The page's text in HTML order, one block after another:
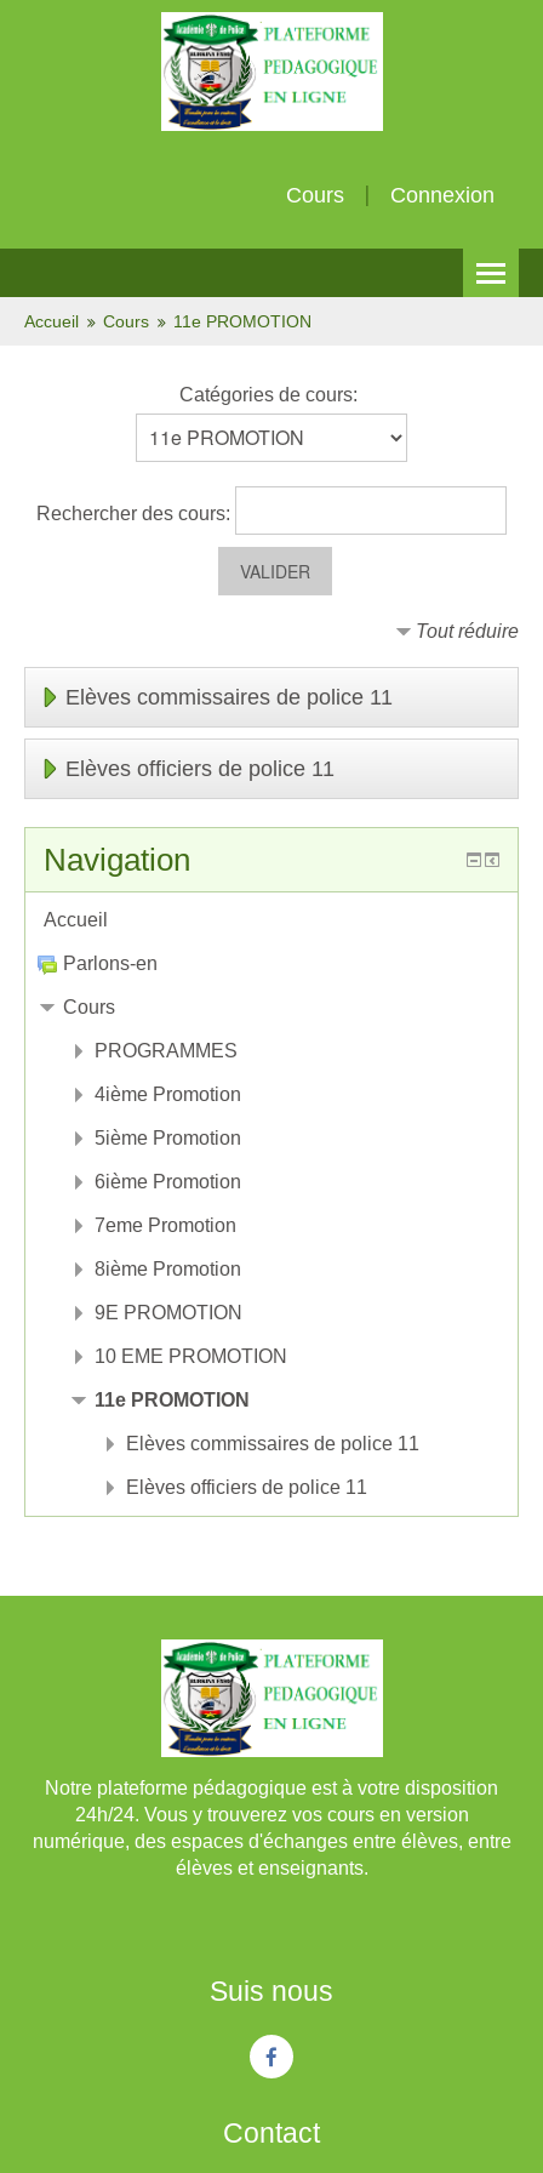
Cours Connexion
Français (fr)
Accueil Cours 11e PROMOTION
Catégories de cours:
Rechercher des cours:
Tout réduire
Elèves commissaires de police 11
Elèves officiers de police 11
Navigation
Accueil
Parlons-en
Cours
PROGRAMMES
4ième Promotion
5ième Promotion
6ième Promotion
7eme Promotion
8ième Promotion
9E PROMOTION
10 EME PROMOTION
11e PROMOTION
Elèves commissaires de police 11
Elèves officiers de police 11
Notre plateforme pédagogique est à votre disposition
24h/24. Vous y trouverez vos cours en version
numérique, des espaces d'échanges entre élèves, entre
élèves et enseignants.
Suis nous
Contact